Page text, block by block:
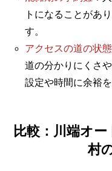
トになることがあ
す。
アクセスの道の状態
道の分かりにくさ
設定や時間に余裕
比較：川端オ
村